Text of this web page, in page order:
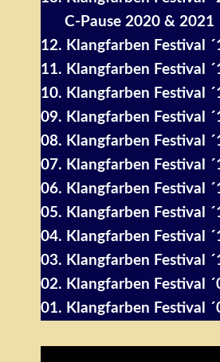
C-Pause 2020 & 2021
12. Klangfarben Festival
11. Klangfarben Festival
10. Klangfarben Festival
09. Klangfarben Festival
08. Klangfarben Festival
07. Klangfarben Festival
06. Klangfarben Festival
05. Klangfarben Festival
04. Klangfarben Festival
03. Klangfarben Festival
02. Klangfarben Festival
01. Klangfarben Festival